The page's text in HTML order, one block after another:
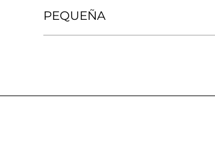
PEQUEÑA